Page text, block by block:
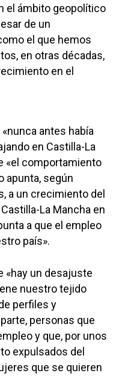
el ámbito geopolítico
de un
el que hemos
en otras décadas,
en el
antes había
en Castilla-La
«el comportamiento
apunta, según
a un crecimiento del
La Mancha en
a que el empleo
país».
«hay un desajuste
nuestro tejido
perfiles y
personas que
y que, por unos
expulsados del
que se quieren